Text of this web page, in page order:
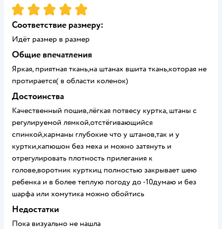
Рейтинг:5
Соответствие размеру:
Идёт размер в размер
Общие впечатления
Яркая, приятная ткань,на штанах вшита ткань,которая не
протирается( в области коленок)
Достоинства
Качественный пошив,лёгкая потвесу куртка, штаны с
регулируемой лямкой,отстёгивающийся
спинкой,карманы глубокие что у штанов,так и у
куртки,капюшон без меха и можно затянуть и
отрегулировать плотность прилегания к
голове,воротник курткиц полностью закрывает шею
ребенка и в более теплую погоду до -10думаю и без
шарфа или хомутика можно обойтись
Недостатки
Пока визуально не нашла